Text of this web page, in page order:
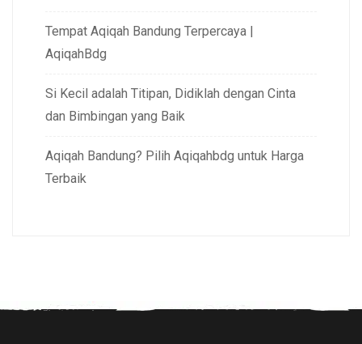
Tempat Aqiqah Bandung Terpercaya |
AqiqahBdg
Si Kecil adalah Titipan, Didiklah dengan Cinta
dan Bimbingan yang Baik
Aqiqah Bandung? Pilih Aqiqahbdg untuk Harga
Terbaik